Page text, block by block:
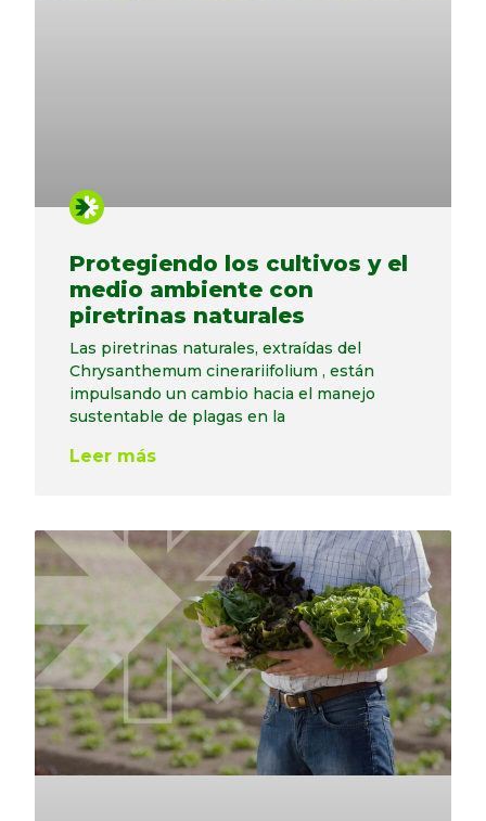
Protegiendo los cultivos y el
medio ambiente con
piretrinas naturales
Las piretrinas naturales, extraídas del
Chrysanthemum cinerariifolium , están
impulsando un cambio hacia el manejo
sustentable de plagas en la
Leer más